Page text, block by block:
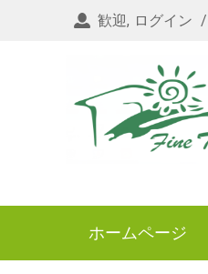
歓迎, ログイン /
ホームページ